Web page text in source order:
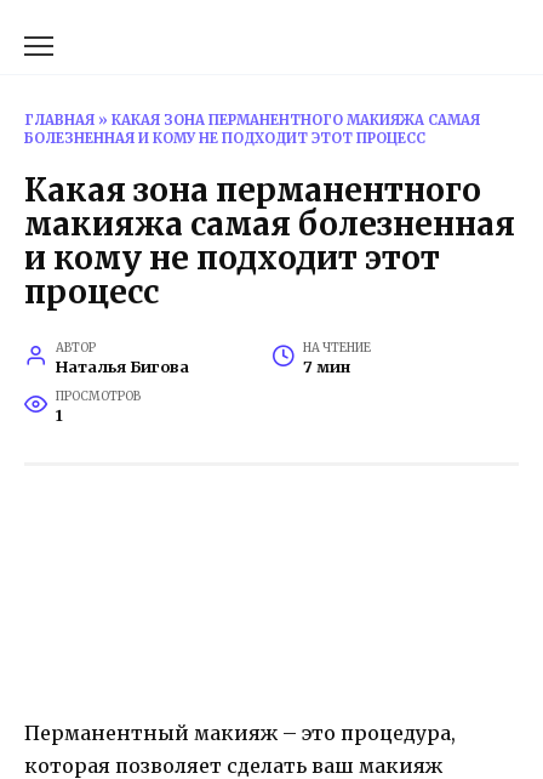
ГЛАВНАЯ » КАКАЯ ЗОНА ПЕРМАНЕНТНОГО МАКИЯЖА САМАЯ
БОЛЕЗНЕННАЯ И КОМУ НЕ ПОДХОДИТ ЭТОТ ПРОЦЕСС
Какая зона перманентного
макияжа самая болезненная
и кому не подходит этот
процесс
АВТОР
Наталья Бигова
НА ЧТЕНИЕ
7 мин
ПРОСМОТРОВ
1
Перманентный макияж – это процедура,
которая позволяет сделать ваш макияж